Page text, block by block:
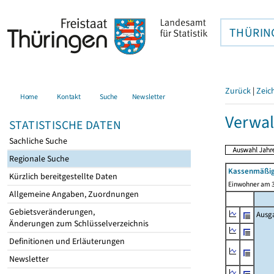
Home Kontakt Suche Newsletter
STATISTISCHE DATEN
Sachliche Suche
Regionale Suche
Kürzlich bereitgestellte Daten
Allgemeine Angaben, Zuordnungen
Gebietsveränderungen,
Änderungen zum Schlüsselverzeichnis
Definitionen und Erläuterungen
Newsletter
Zurück |
Einwohner am